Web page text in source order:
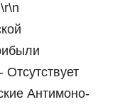
Антимоно-